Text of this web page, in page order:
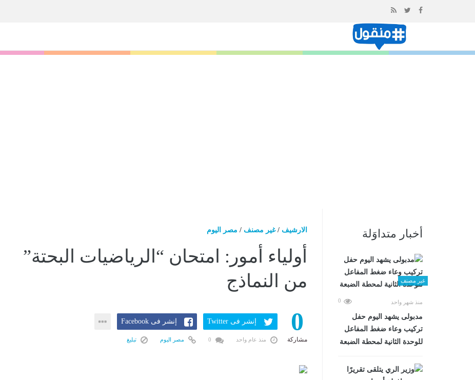
المحتوى
أخبار متداوَلة
غير مصنف
منذ شهر واحد 0
مدبولى يشهد اليوم حفل
تركيب وعاء ضغط المفاعل
للوحدة الثانية لمحطة الضبعة
الارشيف /غير مصنف / مصر اليوم
أولياء أمور: امتحان “الرياضيات البحتة”
من النماذج
0
مشاركة
إنشر فى Twitter إنشر فى Facebook
منذ عام واحد مصر اليوم تبليغ